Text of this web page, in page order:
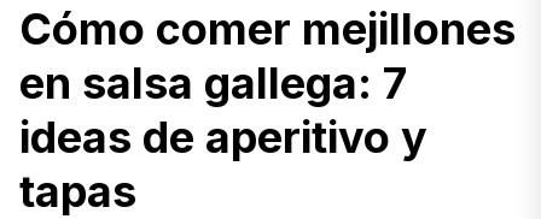
Cómo comer mejillones
en salsa gallega: 7
ideas de aperitivo y
tapas